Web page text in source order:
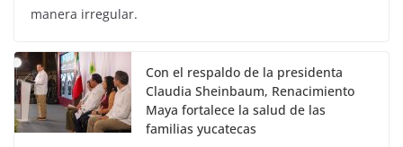
manera irregular.
Con el respaldo de la presidenta
Claudia Sheinbaum, Renacimiento
Maya fortalece la salud de las
familias yucatecas